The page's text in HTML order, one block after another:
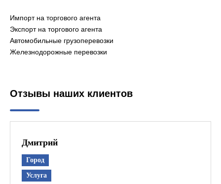
Импорт на торгового агента
Экспорт на торгового агента
Автомобильные грузоперевозки
Железнодорожные перевозки
Отзывы наших клиентов
Дмитрий
Город
Услуга